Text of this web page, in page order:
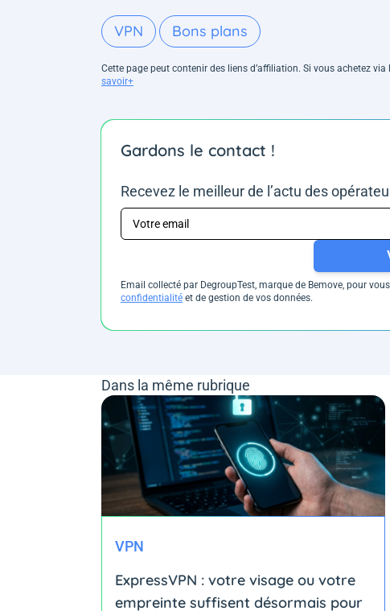
VPN Bons plans
Cette page peut contenir des liens d’affiliation. Si vous achetez
savoir+
Gardons le contact !
Recevez le meilleur de l’actu des
Email collecté par DegroupTest, marque de Bemove, pour
confidentialité et de gestion de vos données.
Dans la même rubrique
VPN
ExpressVPN : votre visage ou votre
empreinte suffisent désormais pour